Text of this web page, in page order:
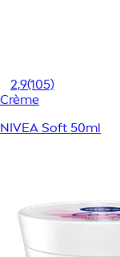
2,9(105)
Crème
NIVEA Soft 50ml